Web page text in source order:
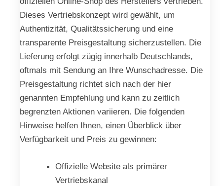
Dieses Vertriebskonzept wird gewählt, um
Authentizität, Qualitätssicherung und eine
transparente Preisgestaltung sicherzustellen. Die
Lieferung erfolgt zügig innerhalb Deutschlands,
oftmals mit Sendung an Ihre Wunschadresse. Die
Preisgestaltung richtet sich nach der hier
genannten Empfehlung und kann zu zeitlich
begrenzten Aktionen variieren. Die folgenden
Hinweise helfen Ihnen, einen Überblick über
Verfügbarkeit und Preis zu gewinnen:
Offizielle Website als primärer
Vertriebskanal